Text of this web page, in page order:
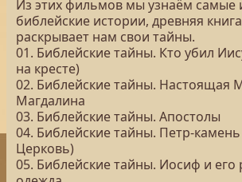
Из этих фильмов мы узнаём самые
библейские истории, древняя
раскрывает нам свои тайны.
01. Библейские тайны. Кто убил
на кресте)
02. Библейские тайны. Настоящая
Магдалина
03. Библейские тайны. Апостолы
04. Библейские тайны. Петр-
Церковь)
05. Библейские тайны. Иосиф и его